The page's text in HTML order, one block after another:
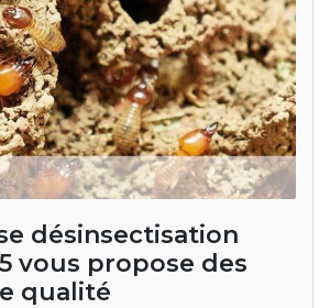
désinsectisation
vous propose des
qualité